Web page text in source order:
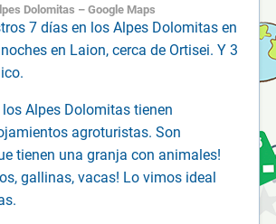
Dolomitas – Google Maps
7 días en los Alpes Dolomitas en
en Laion, cerca de Ortisei. Y 3
Alpes Dolomitas tienen
agroturistas. Son
tienen una granja con animales!
gallinas, vacas! Lo vimos ideal